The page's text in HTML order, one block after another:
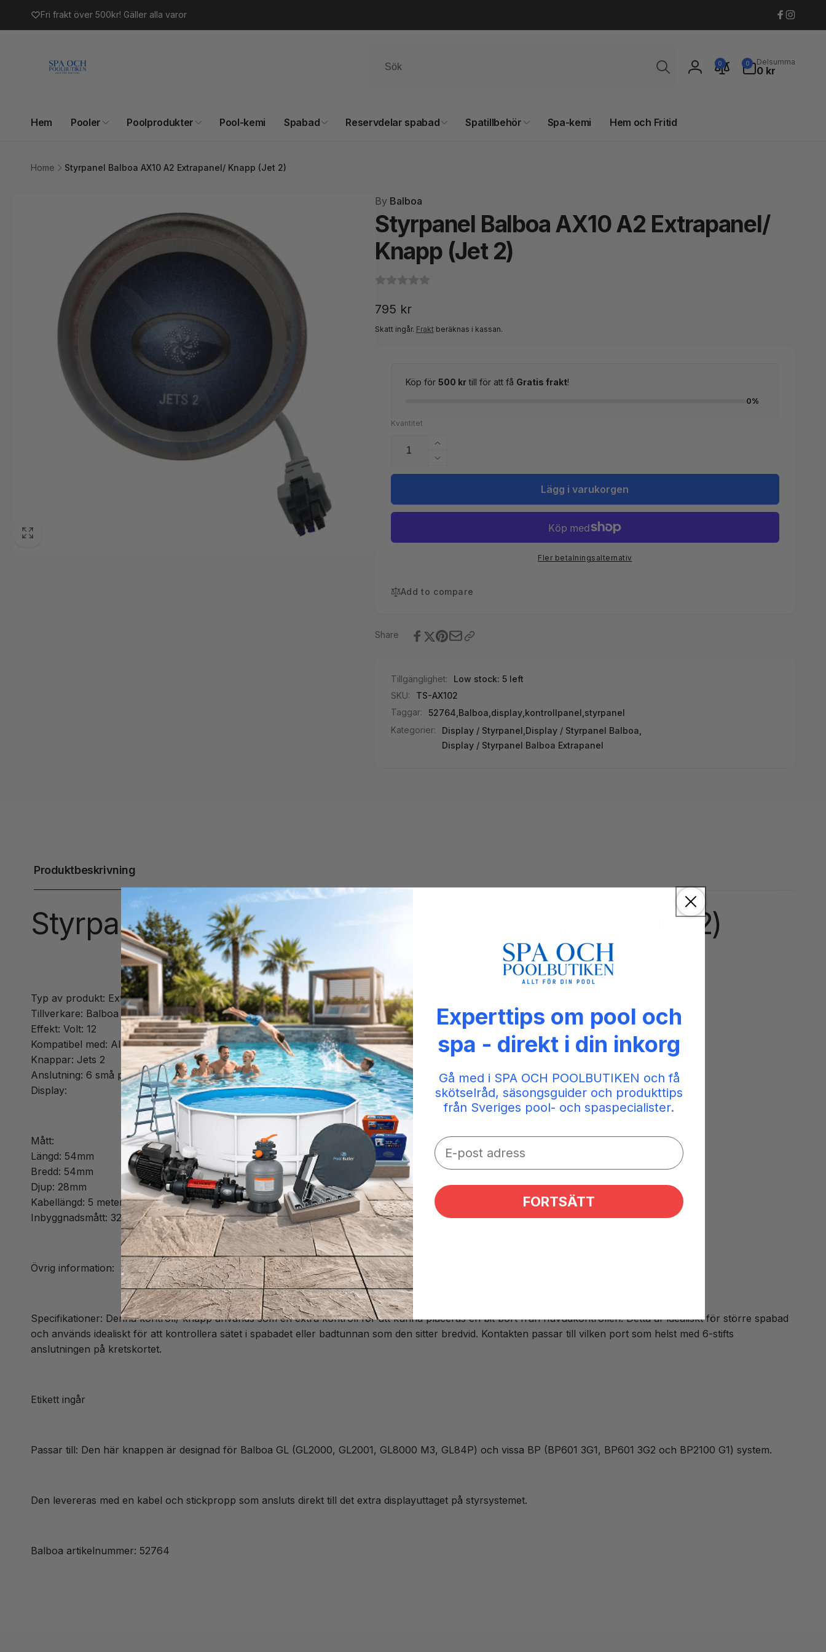
innehåll
Fri frakt över 500kr! Gäller alla varor
Facebook
Logga
0 0
artiklar
Delsumma
0 kr
Hem Pooler Poolprodukter Pool-kemi Spabad Reservdelar spabad Spatillbehör Spa-kemi Hem och Fritid
Home Styrpanel Balboa AX10 A2 Extrapanel/ Knapp (Jet 2)
ByBalboa
Styrpanel Balboa AX10 A2 Extrapanel/
Knapp (Jet 2)
Ordinarie
pris
795 kr
Skatt ingår. Fraktberäknas i kassan.
Köp för 500 krtill för att få Gratis frakt!
0%
Kvantitet
Öka
kvantitet
för
AX10
Minska
kvantitet
Styrpanel
Balboa
A2
2)
Lägg i varukorgen
Fler betalningsalternativ
Add to compare
Share
Tillgänglighet:
Low stock: 5 left
SKU:
TS-AX102
Taggar:
52764 Balboa display, kontrollpanel styrpanel
Kategorier:
Display / Styrpanel, Display / Styrpanel Balboa,
Display / Styrpanel Balboa Extrapanel
Produktbeskrivning
Styrpanel Balboa AX10 A2 Extrapanel/ Knapp (Jet 2)
Typ av produkt: Extra styrpanel / Kontrollpanel / Knapp
Tillverkare: Balboa
Effekt: Volt: 12
Kompatibel med: Alla GL-system, GL2000, GL8000 etc, även BP-system
Knappar: Jets 2
Anslutning: 6 små plaststift, 2 rader om 3
Display:
Mått:
Längd: 54mm
Bredd: 54mm
Djup: 28mm
Kabellängd: 5 meter
Inbyggnadsmått: 32 mm
Övrig information:
Specifikationer: Denna kontroll/ knapp används som en extra kontroll för att kunna placeras en bit bort från huvudkontrollen. Detta är idealiskt för större spabad
och används idealiskt för att kontrollera sätet i spabadet eller badtunnan som den sitter bredvid. Kontakten passar till vilken port som helst med 6-stifts
anslutningen på kretskortet.
Etikett ingår
Passar till: Den här knappen är designad för Balboa GL (GL2000, GL2001, GL8000 M3, GL84P) och vissa BP (BP601 3G1, BP601 3G2 och BP2100 G1) system.
Den levereras med en kabel och stickpropp som ansluts direkt till det extra displayuttaget på styrsystemet.
Balboa artikelnummer: 52764
Experttips om pool och
spa - direkt i din inkorg
Gå med i SPA OCH POOLBUTIKEN och få
skötselråd, säsongsguider och produkttips
från Sveriges pool- och spaspecialister.
FORTSÄTT